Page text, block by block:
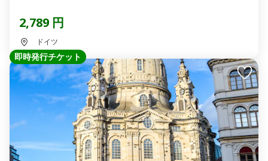
2,789 円
ドイツ
即時発行チケット